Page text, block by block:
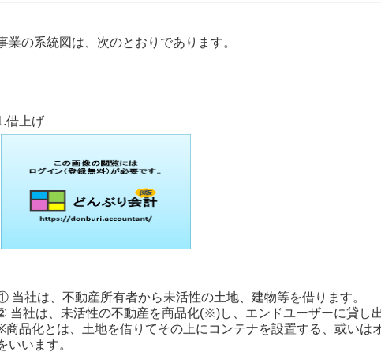
業の系統図は、次のとおりであります。
借上げ
当社は、不動産所有者から未活性の土地、建物等を借ります。
当社は、未活性の不動産を商品化(※)し、エンドユーザーに貸し
商品化とは、土地を借りてその上にコンテナを設置する、或い
いいます。